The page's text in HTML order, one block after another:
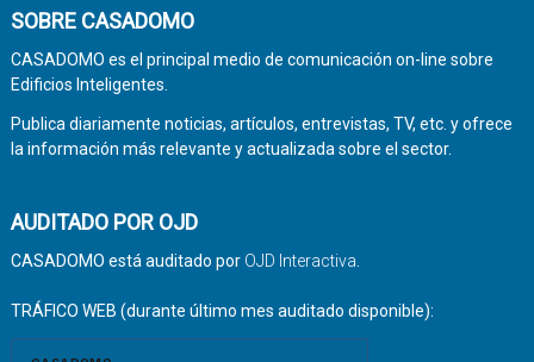
SOBRE CASADOMO
CASADOMO es el principal medio de comunicación on-line sobre
Edificios Inteligentes.
Publica diariamente noticias, artículos, entrevistas, TV, etc. y ofrece
la información más relevante y actualizada sobre el sector.
AUDITADO POR OJD
CASADOMO está auditado por OJD Interactiva
TRÁFICO WEB (durante último mes auditado disponible):